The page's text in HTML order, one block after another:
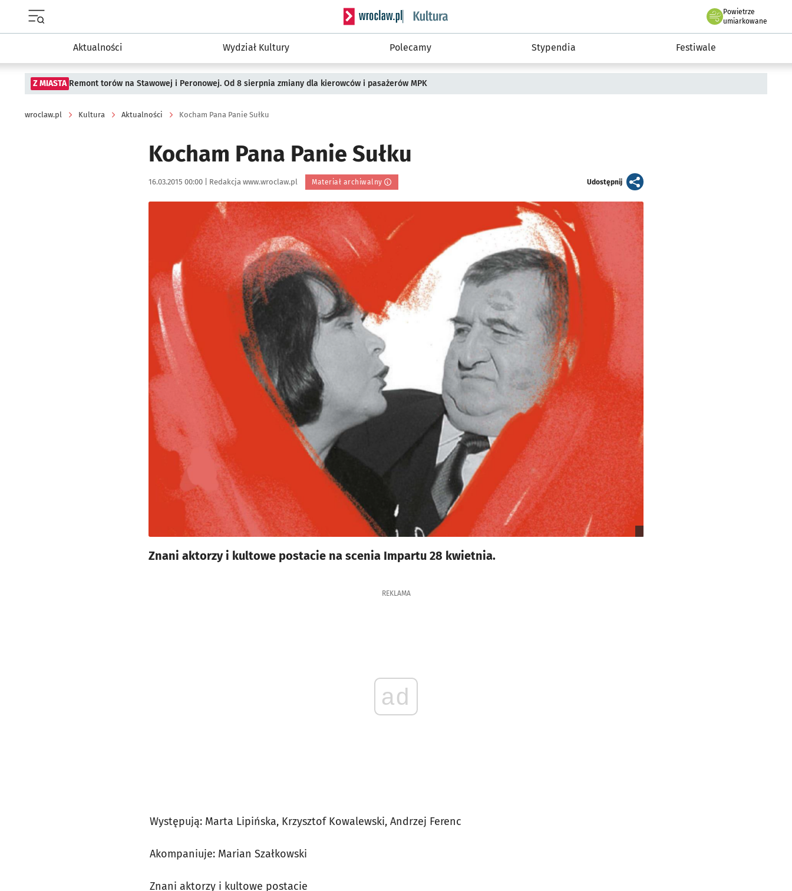
Serwis informacyjny wroclaw.pl podserwis: Kultura
Powietrze
we Wrocławiu
umiarkowane
Aktualności Wydział Kultury Polecamy Stypendia Festiwale
Z MIASTA Remont torów na Stawowej i Peronowej. Od 8 sierpnia zmiany dla kierowców i pasażerów MPK
wroclaw.pl Kultura Aktualności Kocham Pana Panie Sułku
Kocham Pana Panie Sułku
Data publikacji:
16.03.2015 00:00 | Autor:
Redakcja www.wroclaw.pl Materiał archiwalny Udostępnijartykuł
Kliknij, aby powiększyć
Znani aktorzy i kultowe postacie na scenia Impartu 28 kwietnia.
REKLAMA
ad
Występują: Marta Lipińska, Krzysztof Kowalewski, Andrzej Ferenc
Akompaniuje: Marian Szałkowski
Znani aktorzy i kultowe postacie